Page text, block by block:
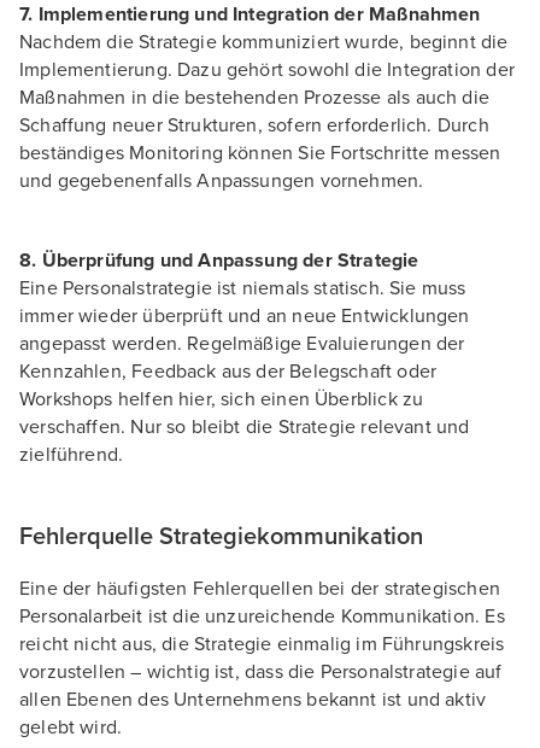
7. Implementierung und Integration der Maßnahmen
Nachdem die Strategie kommuniziert wurde, beginnt die
Implementierung. Dazu gehört sowohl die Integration der
Maßnahmen in die bestehenden Prozesse als auch die
Schaffung neuer Strukturen, sofern erforderlich. Durch
beständiges Monitoring können Sie Fortschritte messen
und gegebenenfalls Anpassungen vornehmen.
8. Überprüfung und Anpassung der Strategie
Eine Personalstrategie ist niemals statisch. Sie muss
immer wieder überprüft und an neue Entwicklungen
angepasst werden. Regelmäßige Evaluierungen der
Kennzahlen, Feedback aus der Belegschaft oder
Workshops helfen hier, sich einen Überblick zu
verschaffen. Nur so bleibt die Strategie relevant und
zielführend.
Fehlerquelle Strategiekommunikation
Eine der häufigsten Fehlerquellen bei der strategischen
Personalarbeit ist die unzureichende Kommunikation. Es
reicht nicht aus, die Strategie einmalig im Führungskreis
vorzustellen – wichtig ist, dass die Personalstrategie auf
allen Ebenen des Unternehmens bekannt ist und aktiv
gelebt wird.